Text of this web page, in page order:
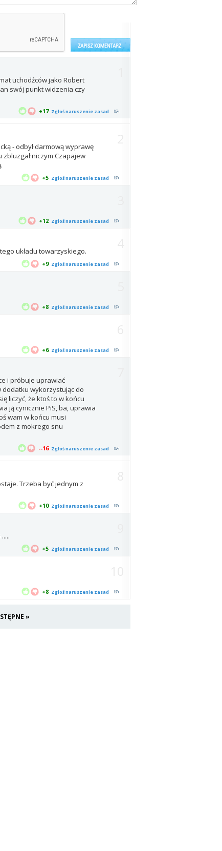
+17
uchodźców jako Robert
swój punkt widzenia czy
Zgłoś naruszenie zasad
+5
- odbył darmową wyprawę
niczym Czapajew
Zgłoś naruszenie zasad
+12 Zgłoś naruszenie zasad
+9
układu towarzyskiego.
Zgłoś naruszenie zasad
+8 Zgłoś naruszenie zasad
+6 Zgłoś naruszenie zasad
--16
i próbuje uprawiać
dodatku wykorzystując do
liczyć, że ktoś to w końcu
ją cynicznie PiS, ba, uprawia
wam w końcu musi
z mokrego snu
Zgłoś naruszenie zasad
+10
Trzeba być jednym z
Zgłoś naruszenie zasad
+5 Zgłoś naruszenie zasad
+8 Zgłoś naruszenie zasad
»